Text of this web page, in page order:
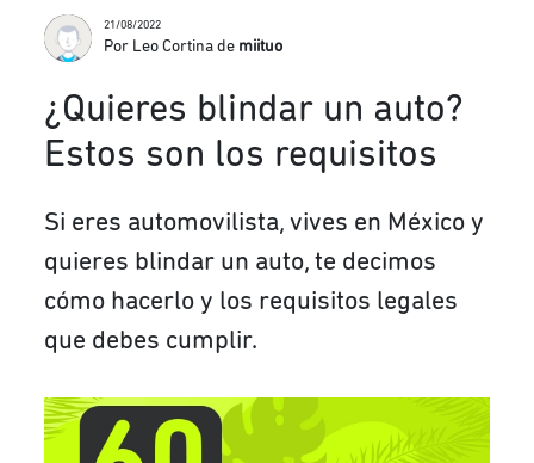
21/08/2022
Por Leo Cortina de miituo
¿Quieres blindar un auto?
Estos son los requisitos
Si eres automovilista, vives en México y
quieres blindar un auto, te decimos
cómo hacerlo y los requisitos legales
que debes cumplir.